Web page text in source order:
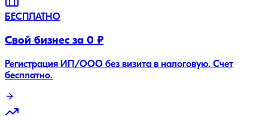
БЕСПЛАТНО
Свой бизнес за 0 ₽
Регистрация ИП/ООО без визита в налоговую. Счет
бесплатно.